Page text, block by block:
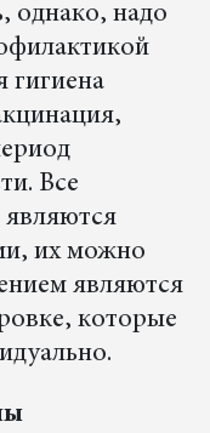
однако, надо
гигиена
Все
их можно
являются
которые